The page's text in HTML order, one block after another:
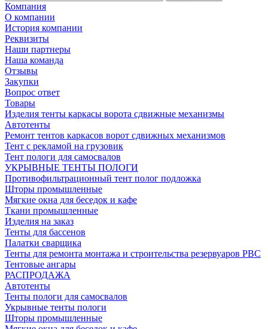
Компания
О компании
История компании
Реквизиты
Наши партнеры
Наша команда
Отзывы
Закупки
Вопрос ответ
Товары
Изделия тенты каркасы ворота сдвижные механизмы
Автотенты
Ремонт тентов каркасов ворот сдвижных механизмов
Тент с рекламой на грузовик
Тент пологи для самосвалов
УКРЫВНЫЕ ТЕНТЫ ПОЛОГИ
Противофильтрационный тент полог подложка
Шторы промышленные
Мягкие окна для беседок и кафе
Ткани промышленные
Изделия на заказ
Тенты для бассенов
Палатки сварщика
Тенты для ремонта монтажа и строительства резервуаров РВС
Тентовые ангары
РАСПРОДАЖА
Автотенты
Тенты пологи для самосвалов
Укрывные тенты пологи
Шторы промышленные